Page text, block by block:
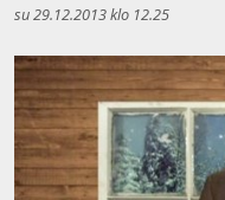
su 29.12.2013 klo 12.25